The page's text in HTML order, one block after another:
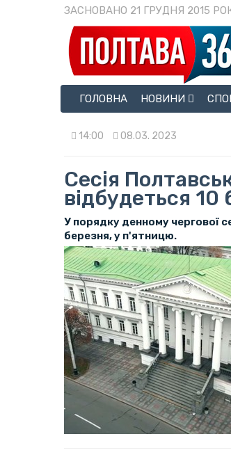
ЗАСНОВАНО 21 ГРУДНЯ 2015
ГОЛОВНА
НОВИНИ
14:00 08.03. 2023
Сесія
відбудеться 10
У порядку денному чергової
березня, у п'ятницю.